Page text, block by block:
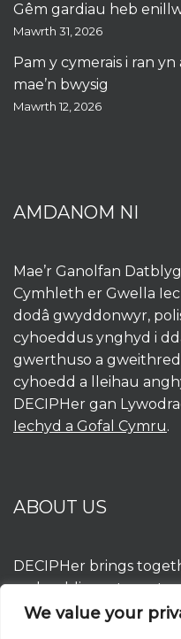
We value your
Gêm gardiau heb
Mawrth 31, 2026
Pam y cymerais i ran
mae’n bwysig
Mawrth 12, 2026
AMDANOM NI
Mae’r Ganolfan
Cymhleth er Gwella
dodâ gwyddonwyr,
cyhoeddus ynghyd i
gwerthuso a
cyhoedd a lleihau
DECIPHer gan
Iechyd a Gofal Cymru.
ABOUT US
DECIPHer brings
and public partners to
implement